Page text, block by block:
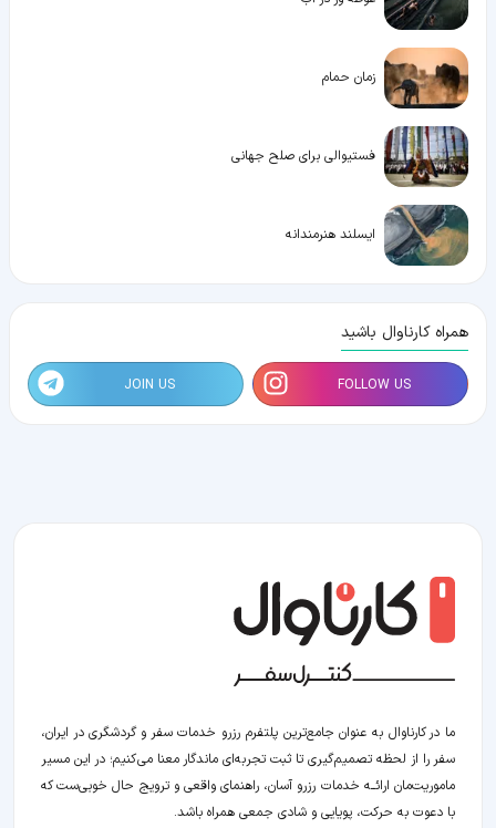
زمان حمام
فستیوالی برای صلح جهانی
ایسلند هنرمندانه
همراه کارناوال باشید
FOLLOW US
JOIN US
ما در کارناوال به عنوان جامع‌ترین پلتفرم رزرو خدمات سفر و گردشگری در ایران،
سفر را از لحظه‌ تصمیم‌گیری تا ثبت تجربه‌ای ماندگار معنا می‌کنیم؛ در این مسیر‍
ماموریت‌مان اراﺋــﻪ خدمات رزرو آسان، راهنمای واقعی و ترویج حال خوبی‌ست که
با دعوت به حرکت، پویایی و شادی جمعی همراه باشد.